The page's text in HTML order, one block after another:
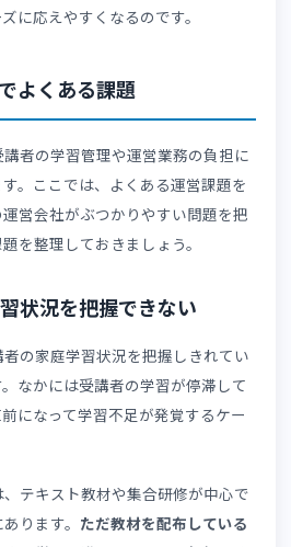
け教材を見たか」よりも「どれだけ
捗の管理や受講者サポートによって
い知識を身につけられます。
学習スタイルが多様化したことで、
できる環境が求められるようになり
りや育児の合間に学習する受講者に
格可能性を高めます。
ごとの学習管理機能があるLMSによ
ーズに応えやすくなるのです。